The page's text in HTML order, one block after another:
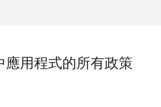
應用程式的所有政策